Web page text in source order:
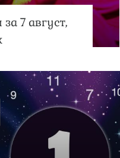
7 август,